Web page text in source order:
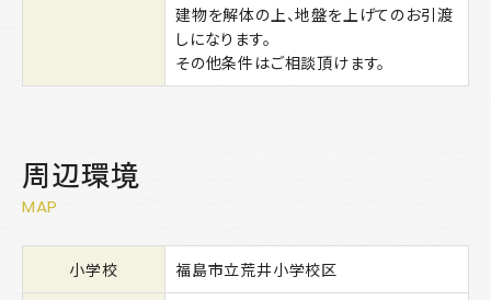
建物を解体の上、地盤を上げてのお引渡
しになります。
その他条件はご相談頂けます。
周辺環境
MAP
小学校 福島市立荒井小学校区